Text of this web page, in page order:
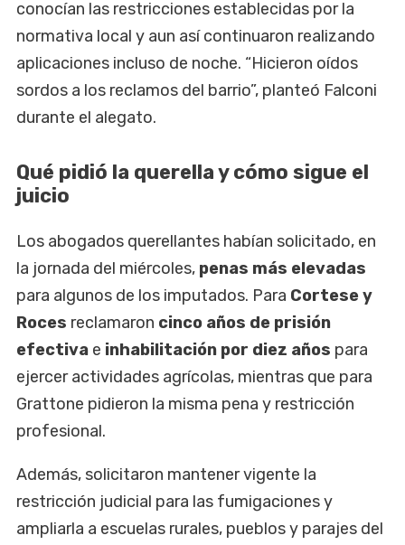
conocían las restricciones establecidas por la
normativa local y aun así continuaron realizando
aplicaciones incluso de noche. “Hicieron oídos
sordos a los reclamos del barrio”, planteó Falconi
durante el alegato.
Qué pidió la querella y cómo sigue el
juicio
Los abogados querellantes habían solicitado, en
la jornada del miércoles, penas más elevadas
para algunos de los imputados. Para Cortese y
Roces reclamaron cinco años de prisión
efectiva e inhabilitación por diez años para
ejercer actividades agrícolas, mientras que para
Grattone pidieron la misma pena y restricción
profesional.
Además, solicitaron mantener vigente la
restricción judicial para las fumigaciones y
ampliarla a escuelas rurales, pueblos y parajes del